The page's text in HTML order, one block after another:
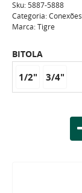
Sku:5887-5888
Categoria:Conexões
Marca:Tigre
BITOLA
1/2" 3/4"